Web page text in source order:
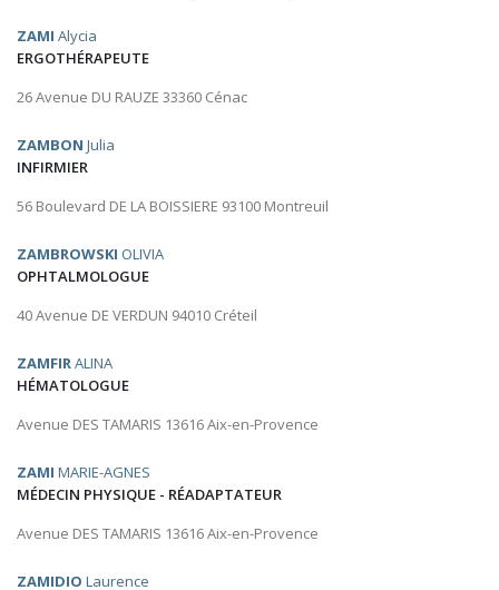
ZAMI Alycia
ERGOTHÉRAPEUTE
26 Avenue DU RAUZE 33360 Cénac
ZAMBON Julia
INFIRMIER
56 Boulevard DE LA BOISSIERE 93100 Montreuil
ZAMBROWSKI OLIVIA
OPHTALMOLOGUE
40 Avenue DE VERDUN 94010 Créteil
ZAMFIRALINA
HÉMATOLOGUE
Avenue DES TAMARIS 13616 Aix-en-Provence
ZAMI MARIE-AGNES
MÉDECIN PHYSIQUE - RÉADAPTATEUR
Avenue DES TAMARIS 13616 Aix-en-Provence
ZAMIDIO Laurence